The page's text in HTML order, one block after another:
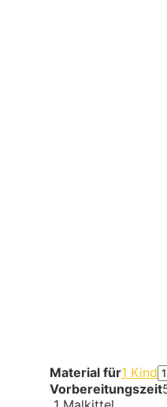
Material für1 Kind
Vorbereitungszeit